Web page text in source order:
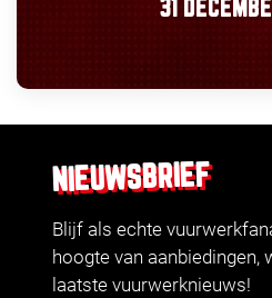
31
NIEUWSBRIEF
Blijf als echte
hoogte van aanbiedingen,
laatste vuurwerknieuws!